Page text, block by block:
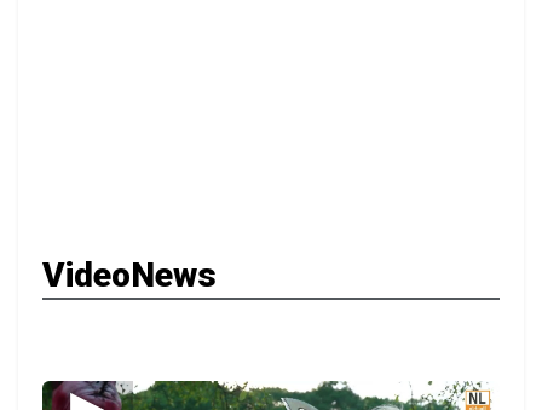
VideoNews